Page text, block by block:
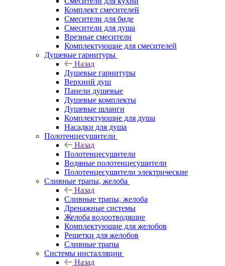
Комплект смесителей
Смесители для биде
Смесители для душа
Врезные смесители
Комплектующие для смесителей
Душевые гарнитуры
Назад
Душевые гарнитуры
Верхний душ
Панели душевые
Душевые комплекты
Душевые шланги
Комплектующие для душа
Насадки для душа
Полотенцесушители
Назад
Полотенцесушители
Водяные полотенцесушители
Полотенцесушители электрические
Сливные трапы, желоба
Назад
Сливные трапы, желоба
Дренажные системы
Желоба водоотводящие
Комплектующие для желобов
Решетки для желобов
Сливные трапы
Системы инсталляции
Назад